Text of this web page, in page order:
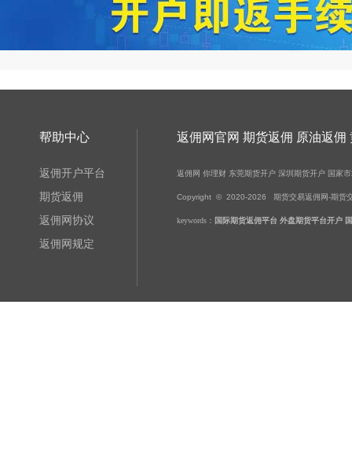
帮助中心
返佣开户平台
期货返佣
返佣网协议
返佣网规定
返佣网官网 期货返佣 原油返
返佣网 你理财 东莞期货开户 深圳期货开户 国家
Copyright © 2020-2026 期货交易返佣网-期货
keywords： 国际期货返佣平台 外盘期货平台开户